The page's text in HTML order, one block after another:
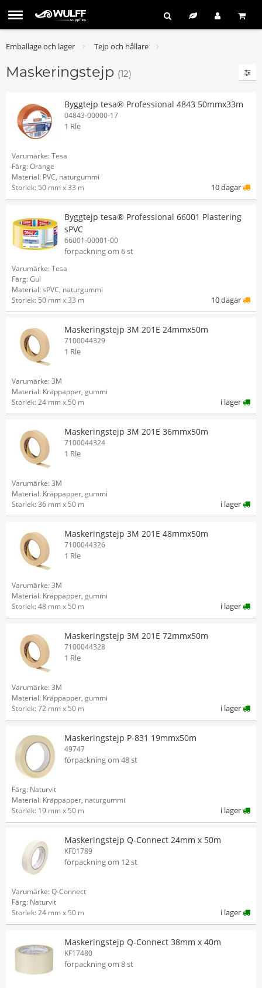
Emballage och lager Tejp och hållare
Maskeringstejp (12)
Byggtejp tesa® Professional 4843 50mmx33m
04843-00000-17
1 Rle
Varumärke: Tesa
Färg: Orange
Material: PVC, naturgummi
Storlek: 50 mm x 33 m
10 dagar
Byggtejp tesa® Professional 66001 Plastering
sPVC
66001-00001-00
förpackning om 6 st
Varumärke: Tesa
Färg: Gul
Material: sPVC, naturgummi
Storlek: 50 mm x 33 m
10 dagar
Maskeringstejp 3M 201E 24mmx50m
7100044329
1 Rle
Varumärke: 3M
Material: Kräppapper, gummi
Storlek: 24 mm x 50 m
i lager
Maskeringstejp 3M 201E 36mmx50m
7100044324
1 Rle
Varumärke: 3M
Material: Kräppapper, gummi
Storlek: 36 mm x 50 m
i lager
Maskeringstejp 3M 201E 48mmx50m
7100044326
1 Rle
Varumärke: 3M
Material: Kräppapper, gummi
Storlek: 48 mm x 50 m
i lager
Maskeringstejp 3M 201E 72mmx50m
7100044328
1 Rle
Varumärke: 3M
Material: Kräppapper, gummi
Storlek: 72 mm x 50 m
i lager
Maskeringstejp P-831 19mmx50m
49747
förpackning om 48 st
Färg: Naturvit
Material: Kräppapper, naturgummi
Storlek: 19 mm x 50 m
i lager
Maskeringstejp Q-Connect 24mm x 50m
KF01789
förpackning om 12 st
Varumärke: Q-Connect
Färg: Naturvit
Storlek: 24 mm x 50 m
i lager
Maskeringstejp Q-Connect 38mm x 40m
KF17480
förpackning om 8 st